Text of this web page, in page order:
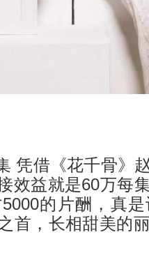
凭借《花千骨》
效益就是60万每
的片酬，真
首，长相甜美的